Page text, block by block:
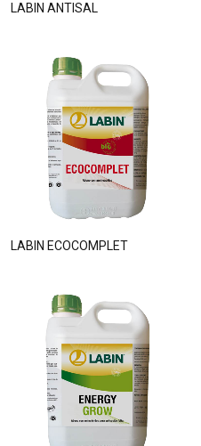
LABIN ANTISAL
LABIN ECOCOMPLET